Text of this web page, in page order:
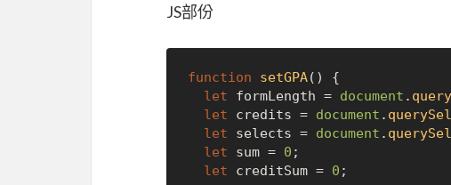
JS部份
function setGPA( ) {
let formLength = document .
let credits = document .
let selects = document .
let sum = 0 ;
let creditSum = 0 ;